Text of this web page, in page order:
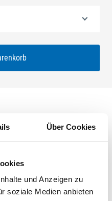
Über Cookies
und Anzeigen zu
soziale Medien anbieten
Eckig Mit